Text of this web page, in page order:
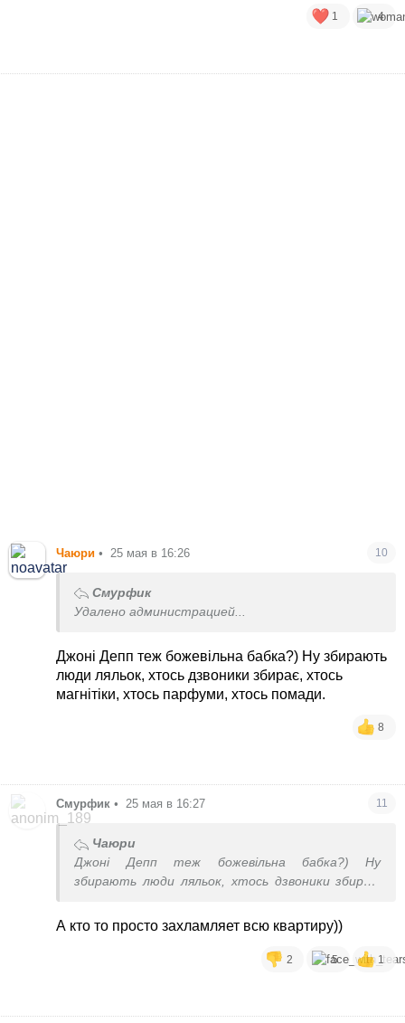
1 4
Чаюри • 25 мая в 16:26 10
Смурфик
Удалено администрацией...
Джоні Депп теж божевільна бабка?) Ну збирають
люди ляльок, хтось дзвоники збирає, хтось
магнітіки, хтось парфуми, хтось помади.
8
Смурфик • 25 мая в 16:27 11
Чаюри
Джоні Депп теж божевільна бабка?) Ну
збирають люди ляльок, хтось дзвоники збирає,
А кто то просто захламляет всю квартиру))
2 5 1